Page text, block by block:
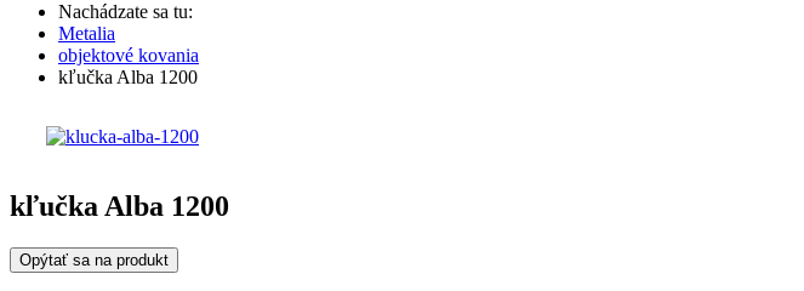
Nachádzate sa tu:
Metalia
objektové kovania
kľučka Alba 1200
kľučka Alba 1200
Opýtať sa na produkt